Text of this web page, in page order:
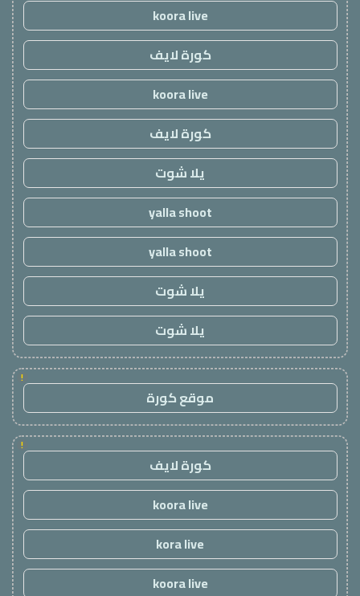
koora live
كورة لايف
koora live
كورة لايف
يلا شوت
yalla shoot
yalla shoot
يلا شوت
يلا شوت
!
موقع كورة
!
كورة لايف
koora live
kora live
koora live